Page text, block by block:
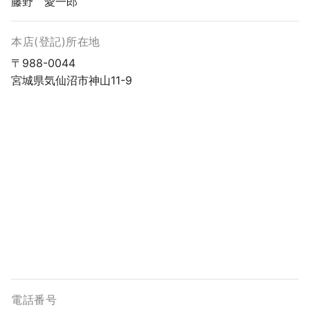
本店(登記)所在地
〒988-0044
宮城県気仙沼市神山11-9
電話番号